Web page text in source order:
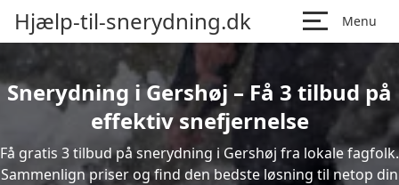
Hjælp-til-snerydning.dk Menu
Snerydning i Gershøj – Få 3 tilbud på
effektiv snefjernelse
Få gratis 3 tilbud på snerydning i Gershøj fra lokale fagfolk.
Sammenlign priser og find den bedste løsning til netop din